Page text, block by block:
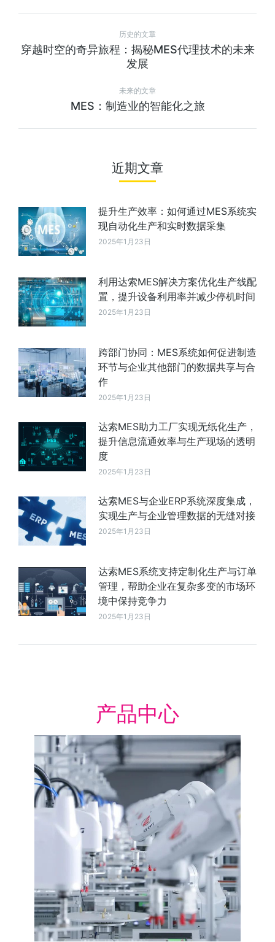
历史的文章
穿越时空的奇异旅程：揭秘MES代理技术的未来
发展
未来的文章
MES：制造业的智能化之旅
近期文章
提升生产效率：如何通过MES系统实
现自动化生产和实时数据采集
2025年1月23日
利用达索MES解决方案优化生产线配
置，提升设备利用率并减少停机时间
2025年1月23日
跨部门协同：MES系统如何促进制造
环节与企业其他部门的数据共享与合
作
2025年1月23日
达索MES助力工厂实现无纸化生产，
提升信息流通效率与生产现场的透明
度
2025年1月23日
达索MES与企业ERP系统深度集成，
实现生产与企业管理数据的无缝对接
2025年1月23日
达索MES系统支持定制化生产与订单
管理，帮助企业在复杂多变的市场环
境中保持竞争力
2025年1月23日
产品中心